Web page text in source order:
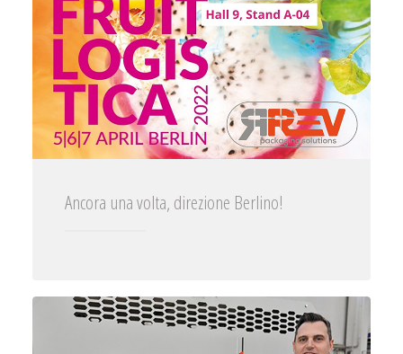
Ancora una volta, direzione Berlino!